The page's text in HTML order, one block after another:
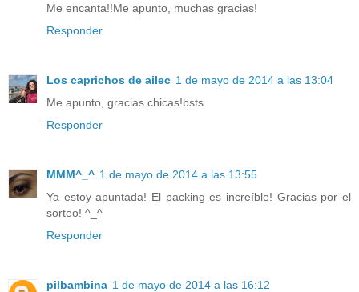
Me encanta!!Me apunto, muchas gracias!
Responder
Los caprichos de ailec 1 de mayo de 2014 a las 13:04
Me apunto, gracias chicas!bsts
Responder
MMM^_^ 1 de mayo de 2014 a las 13:55
Ya estoy apuntada! El packing es increíble! Gracias por el
sorteo! ^_^
Responder
pilbambina 1 de mayo de 2014 a las 16:12